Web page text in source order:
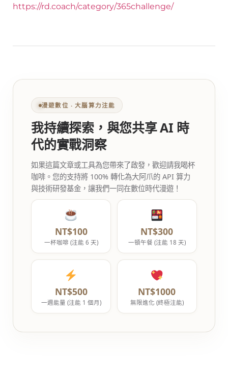
https://rd.coach/category/365challenge/
漫遊數位 ‧ 大腦算力注能
我持續探索，與您共享 AI 時
代的實戰洞察
如果這篇文章或工具為您帶來了啟發，歡迎請我喝杯
咖啡。您的支持將 100% 轉化為大阿爪的 API 算力
與技術研發基金，讓我們一同在數位時代漫遊！
NT$100
一杯咖啡 (注能 6 天)
NT$300
一頓午餐 (注能 18 天)
NT$500
一週能量 (注能 1 個月)
NT$1000
無限進化 (終極注能)